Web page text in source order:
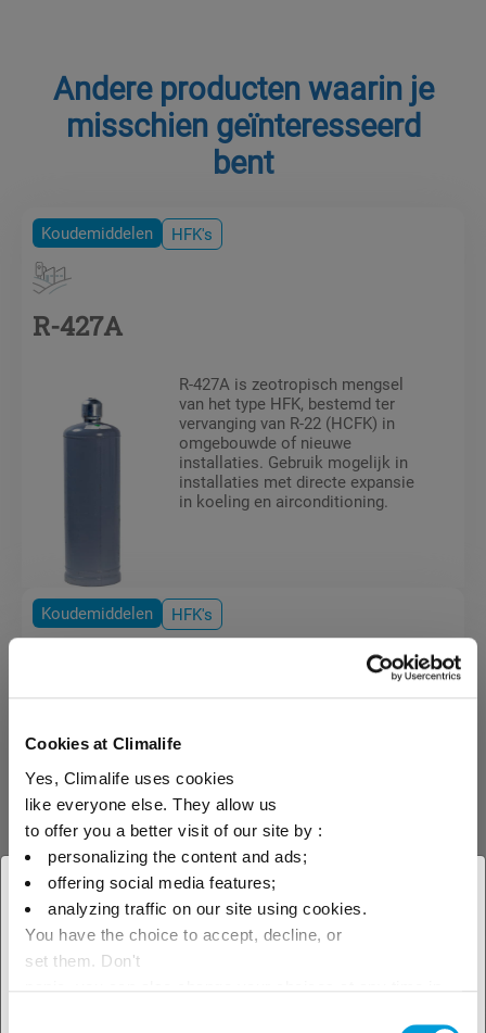
Cookies at Climalife
Yes, Climalife uses cookies
like everyone else. They allow us
to offer you a better visit of our site by :
personalizing the content and ads;
offering social media features;
analyzing traffic on our site using cookies.
You have the choice to accept, decline, or
set them. Don't
× Sluit
Selecteer je geografische
Andere producten waarin je
misschien geïnteresseerd
bent
Koudemiddelen HFK's
R-427A
R-427A is zeotropisch mengsel
van het type HFK, bestemd ter
vervanging van R-22 (HCFK) in
omgebouwde of nieuwe
installaties. Gebruik mogelijk in
installaties met directe expansie
in koeling en airconditioning.
Koudemiddelen HFK's
R-422D (Freon™ MO29)
zeotropisch HFK mengsel ter
vervanging van R-22 in systemen
voor vloeistofkoeling.